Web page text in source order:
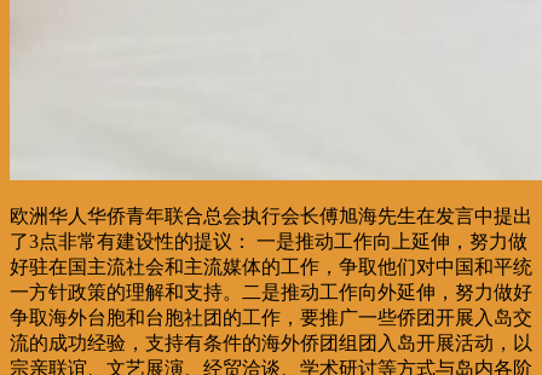
欧洲华人华侨青年联合总会执行会长傅旭海先生在发言中提出
了3点非常有建设性的提议： 一是推动工作向上延伸，努力做
好驻在国主流社会和主流媒体的工作，争取他们对中国和平统
一方针政策的理解和支持。二是推动工作向外延伸，努力做好
争取海外台胞和台胞社团的工作，要推广一些侨团开展入岛交
流的成功经验，支持有条件的海外侨团组团入岛开展活动，以
宗亲联谊、文艺展演、经贸洽谈、学术研讨等方式与岛内各阶